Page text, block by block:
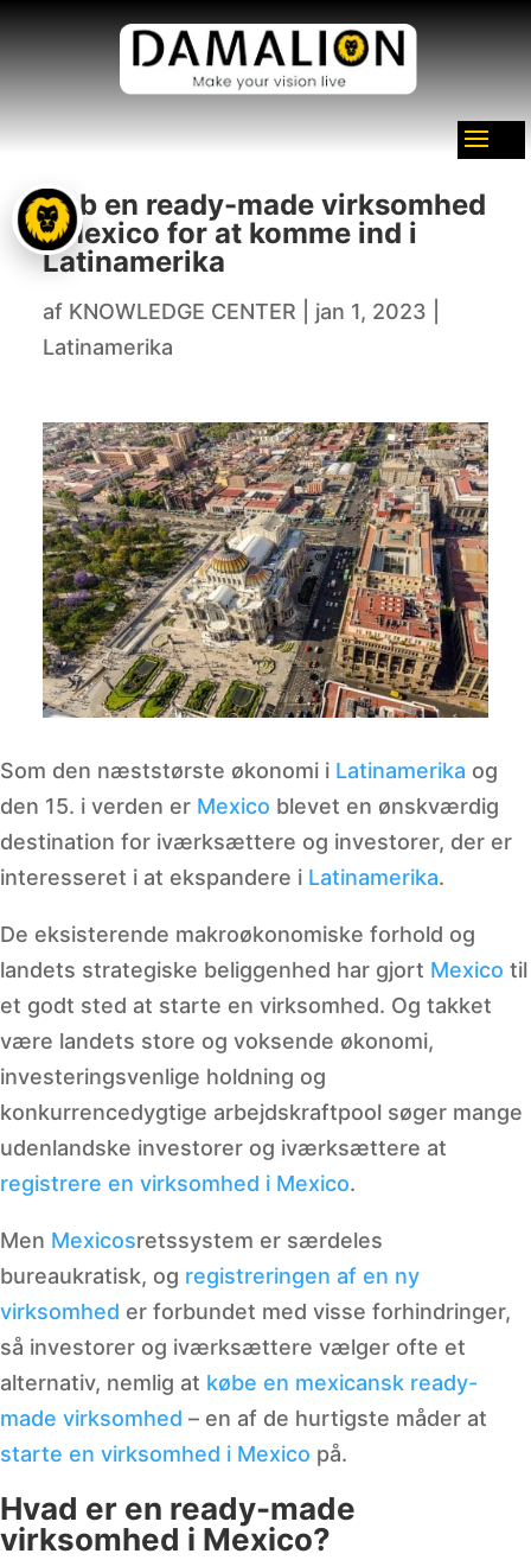
Køb en ready-made virksomhed
i Mexico for at komme ind i
Latinamerika
af KNOWLEDGE CENTER jan 1, 2023
Latinamerika
Som den næststørste økonomi i Latinamerika og
den 15. i verden er Mexico blevet en ønskværdig
destination for iværksættere og investorer, der er
interesseret i at ekspandere i Latinamerika.
De eksisterende makroøkonomiske forhold og
landets strategiske beliggenhed har gjort Mexico til
et godt sted at starte en virksomhed. Og takket
være landets store og voksende økonomi,
investeringsvenlige holdning og
konkurrencedygtige arbejdskraftpool søger mange
udenlandske investorer og iværksættere at
registrere en virksomhed i Mexico.
Men Mexicosretssystem er særdeles
bureaukratisk, og registreringen af en ny
virksomhed er forbundet med visse forhindringer,
så investorer og iværksættere vælger ofte et
alternativ, nemlig at købe en mexicansk ready-
made virksomhed – en af de hurtigste måder at
starte en virksomhed i Mexico på.
Hvad er en ready-made
virksomhed i Mexico?